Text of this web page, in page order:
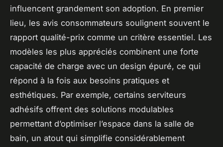
influencent grandement son adoption. En premier
lieu, les avis consommateurs soulignent souvent le
rapport qualité-prix comme un critère essentiel. Les
modèles les plus appréciés combinent une forte
capacité de charge avec un design épuré, ce qui
répond à la fois aux besoins pratiques et
esthétiques. Par exemple, certains serviteurs
adhésifs offrent des solutions modulables
permettant d’optimiser l’espace dans la salle de
bain, un atout qui simplifie considérablement